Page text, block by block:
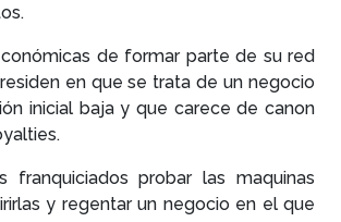
de formar parte de su red
en que se trata de un negocio
inicial baja y que carece de canon
franquiciados probar las maquinas
y regentar un negocio en el que